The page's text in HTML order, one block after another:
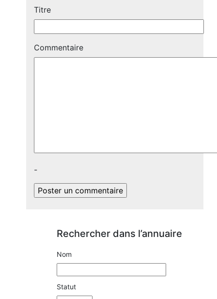
Titre
Commentaire
-
Rechercher dans l’annuaire
Nom
Statut